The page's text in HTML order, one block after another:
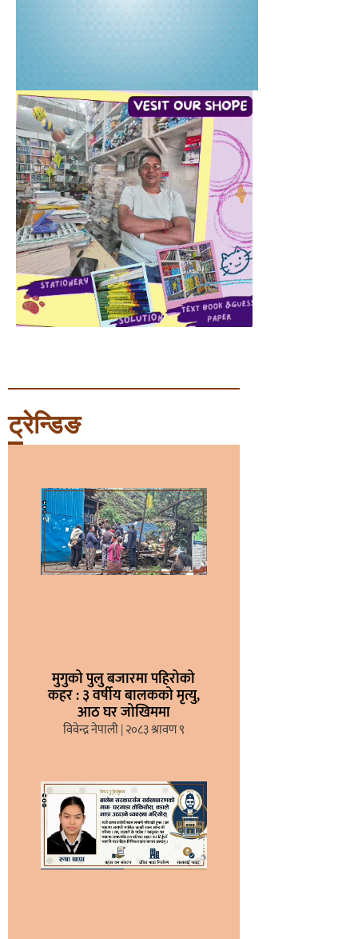
ट्रेन्डिङ
मुगुको पुलु बजारमा पहिरोको
कहर : ३ वर्षीय बालकको मृत्यु,
आठ घर जोखिममा
विवेन्द्र नेपाली २०८३ श्रावण ९